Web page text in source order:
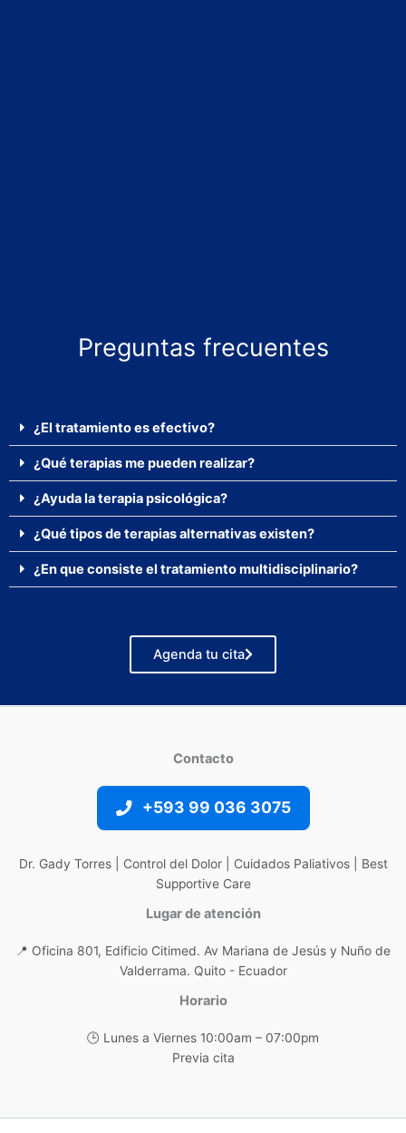
Preguntas frecuentes
¿El tratamiento es efectivo?
¿Qué terapias me pueden realizar?
¿Ayuda la terapia psicológica?
¿Qué tipos de terapias alternativas existen?
¿En que consiste el tratamiento multidisciplinario?
Agenda tu cita
Contacto
+593 99 036 3075
Dr. Gady Torres | Control del Dolor | Cuidados Paliativos | Best
Supportive Care
Lugar de atención
📍 Oficina 801, Edificio Citimed. Av Mariana de Jesús y Nuño de
Valderrama. Quito - Ecuador
Horario
🕒 Lunes a Viernes 10:00am – 07:00pm
Previa cita